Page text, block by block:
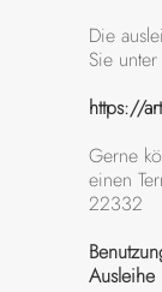
Die
Sie
https://
Gerne
einen
22332